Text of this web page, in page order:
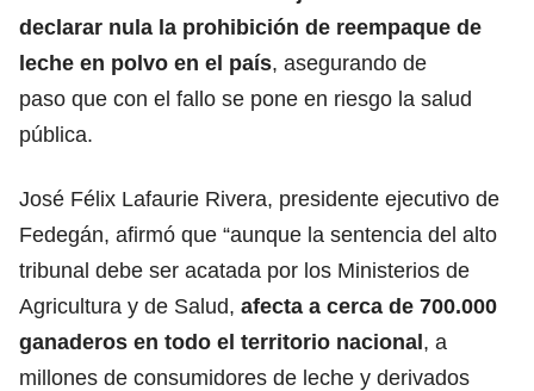
declarar nula la prohibición de reempaque de
leche en polvo en el país, asegurando de
paso que con el fallo se pone en riesgo la salud
pública.
José Félix Lafaurie Rivera, presidente ejecutivo de
Fedegán, afirmó que “aunque la sentencia del alto
tribunal debe ser acatada por los Ministerios de
Agricultura y de Salud, afecta a cerca de 700.000
ganaderos en todo el territorio nacional, a
millones de consumidores de leche y derivados